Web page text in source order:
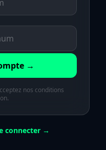
→
nos conditions
connecter →